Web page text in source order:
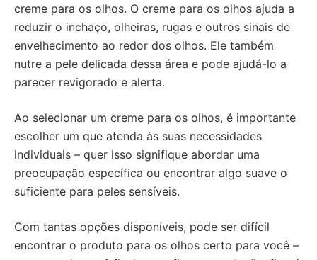
creme para os olhos. O creme para os olhos ajuda a
reduzir o inchaço, olheiras, rugas e outros sinais de
envelhecimento ao redor dos olhos. Ele também
nutre a pele delicada dessa área e pode ajudá-lo a
parecer revigorado e alerta.
Ao selecionar um creme para os olhos, é importante
escolher um que atenda às suas necessidades
individuais – quer isso signifique abordar uma
preocupação específica ou encontrar algo suave o
suficiente para peles sensíveis.
Com tantas opções disponíveis, pode ser difícil
encontrar o produto para os olhos certo para você –